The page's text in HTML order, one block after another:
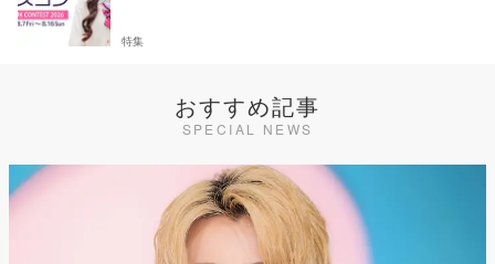
特集
おすすめ記事
SPECIAL NEWS